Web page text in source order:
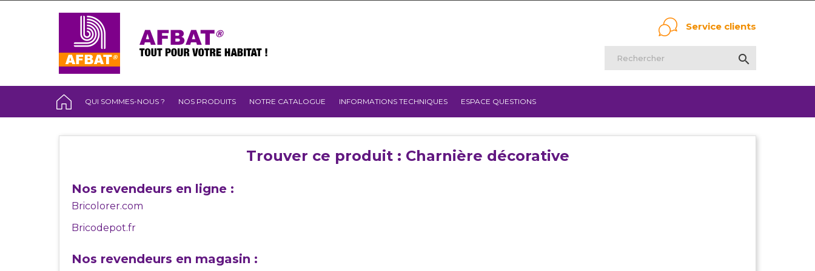
Service clients

QUI SOMMES-NOUS ? NOS PRODUITS NOTRE CATALOGUE INFORMATIONS TECHNIQUES ESPACE QUESTIONS
Trouver ce produit : Charnière décorative
Nos revendeurs en ligne :
Bricolorer.com
Bricodepot.fr
Nos revendeurs en magasin :